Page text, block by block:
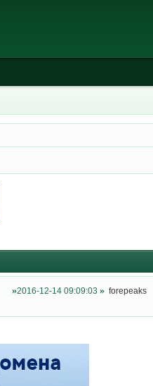
2016-12-14 09:09:03 forepeaks